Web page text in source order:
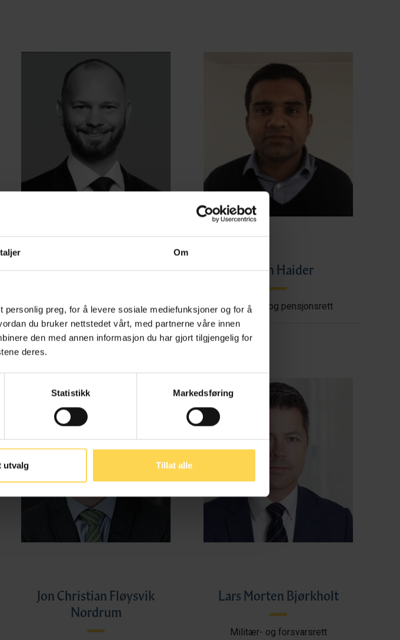
Om
preg, for å levere sosiale mediefunksjoner og for å
du bruker nettstedet vårt, med partnerne våre innen
den med annen informasjon du har gjort tilgjengelig for
deres.
Statistikk Markedsføring
utvalg Tillat alle
Henrik Bjørnebye
Energi, petroleum og offshore
Imran Haider
Trygderett og pensjonsrett
Jon Christian Fløysvik
Nordrum
Lars Morten Bjørkholt
Militær- og forsvarsrett